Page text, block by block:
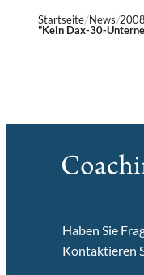
Startseite News 2008
"Kein Dax-30-
Haben Sie
Kontaktieren